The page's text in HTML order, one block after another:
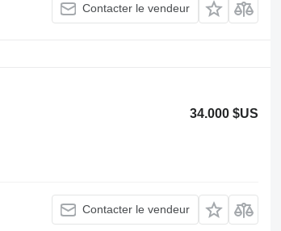
Contacter le vendeur
34.000 $US
Contacter le vendeur